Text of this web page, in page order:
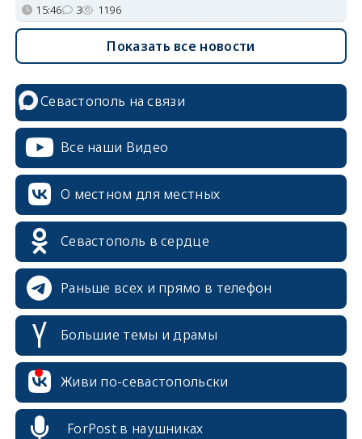
15:46 3 1196
Показать все новости
Севастополь на связи
Все наши Видео
О местном для местных
Севастополь в сердце
Раньше всех и прямо в телефон
Большие темы и драмы
Живи по-севастопольски
ForPost в наушниках